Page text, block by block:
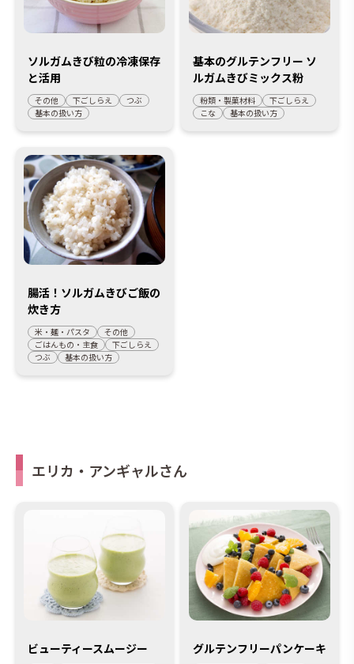
ソルガムきび粒の冷凍保存
と活用
その他 下ごしらえ
つぶ
基本の扱い方
基本のグルテンフリー ソ
ルガムきびミックス粉
粉類・製菓材料
下ごしらえ
こな
基本の扱い方
腸活！ソルガムきびご飯の
炊き方
米・麺・パスタ
その他
ごはんもの・主食
下ごしらえ
つぶ
基本の扱い方
エリカ・アンギャルさん
ビューティースムージー グルテンフリーパンケーキ